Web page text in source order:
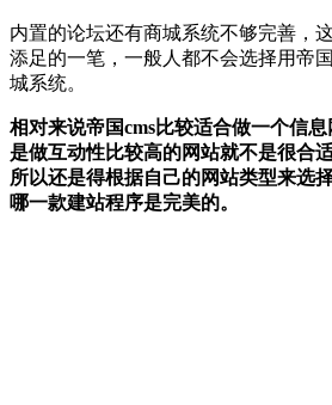
内置的论坛还有商城系统不够完善，
添足的一笔，一般人都不会选择用帝
城系统。
相对来说帝国cms比较适合做一个信
是做互动性比较高的网站就不是很合
所以还是得根据自己的网站类型来选
哪一款建站程序是完美的。